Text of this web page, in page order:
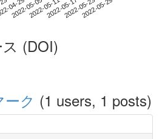
04-29
2022-05-052022-05-112022-05-172022-05-232022-05-29
(DOI)
ク (1 users, 1 posts)